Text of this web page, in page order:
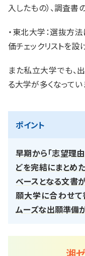
入したもの）、調査書
・東北大学：選抜方
価チェックリストを
また私立大学でも、
る大学が多くなってい
ポイント
早期から「志望理
どを完結にまとめ
ベースとなる文書
願大学に合わせて
ムーズな出願準備